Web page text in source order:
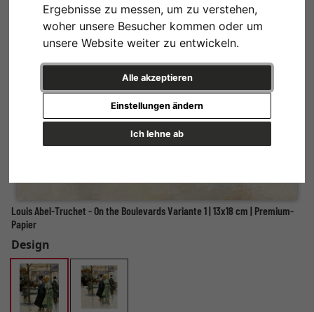
Ergebnisse zu messen, um zu verstehen,
woher unsere Besucher kommen oder um
unsere Website weiter zu entwickeln.
Alle akzeptieren
Ich lehne ab
Einstellungen ändern
Louis Abel-Truchet - On the Boulevards Variante 1 | 13x18 cm | Premium-
Papier
Design